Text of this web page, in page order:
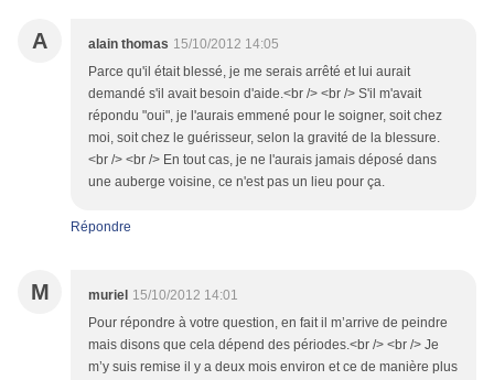
A alain thomas 15/10/2012 14:05
Parce qu'il était blessé, je me serais arrêté et lui aurait
demandé s'il avait besoin d'aide.<br /> <br /> S'il m'avait
répondu "oui", je l'aurais emmené pour le soigner, soit chez
moi, soit chez le guérisseur, selon la gravité de la blessure.
<br /> <br /> En tout cas, je ne l'aurais jamais déposé dans
une auberge voisine, ce n'est pas un lieu pour ça.
Répondre
M muriel 15/10/2012 14:01
Pour répondre à votre question, en fait il m’arrive de peindre
mais disons que cela dépend des périodes.<br /> <br /> Je
m’y suis remise il y a deux mois environ et ce de manière plus